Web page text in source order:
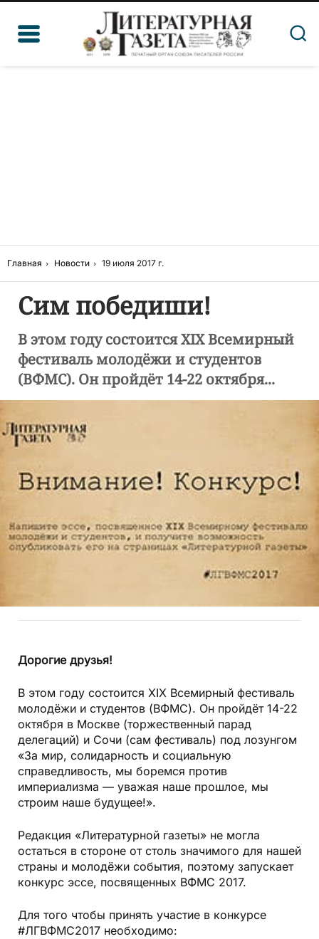
Главная Новости 19 июля 2017 г.
Сим победиши!
В этом году состоится XIX Всемирный
фестиваль молодёжи и студентов
(ВФМС). Он пройдёт 14-22 октября...
Дорогие друзья!
В этом году состоится XIX Всемирный фестиваль
молодёжи и студентов (ВФМС). Он пройдёт 14-22
октября в Москве (торжественный парад
делегаций) и Сочи (сам фестиваль) под лозунгом
«За мир, солидарность и социальную
справедливость, мы боремся против
империализма — уважая наше прошлое, мы
строим наше будущее!».
Редакция «Литературной газеты» не могла
остаться в стороне от столь значимого для нашей
страны и молодёжи события, поэтому запускает
конкурс эссе, посвященных ВФМС 2017.
Для того чтобы принять участие в конкурсе
#ЛГВФМС2017 необходимо: